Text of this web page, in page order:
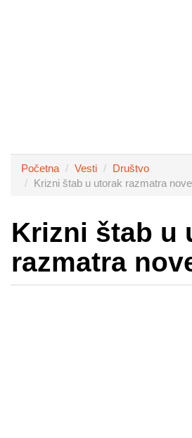
Početna Vesti
Društvo
Krizni štab u utorak razmatra
Krizni štab u
razmatra